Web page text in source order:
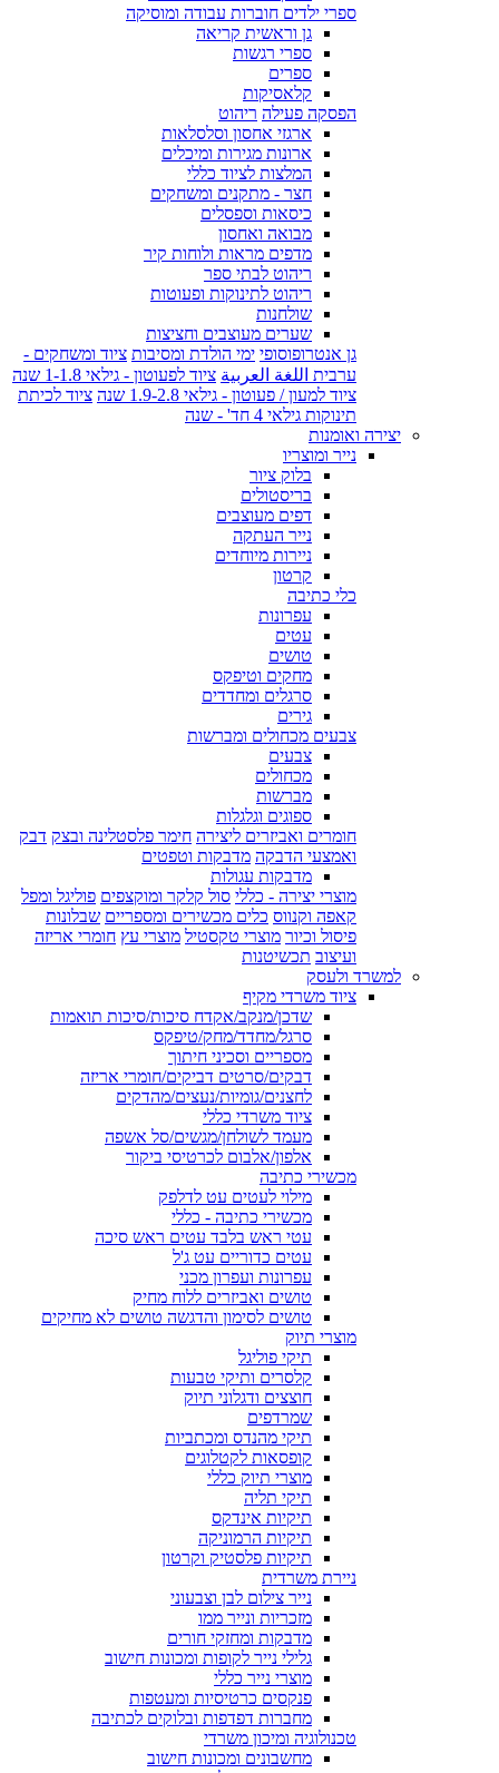
ספרי ילדים חוברות עבודה ומוסיקה
גן וראשית קריאה
ספרי רגשות
ספרים
קלאסיקות
הפסקה פעילה ריהוט
ארגזי אחסון וסלסלאות
ארונות מגירות ומיכלים
המלצות לציוד כללי
חצר - מתקנים ומשחקים
כיסאות וספסלים
מבואה ואחסון
מדפים מראות ולוחות קיר
ריהוט לבתי ספר
ריהוט לתינוקות ופעוטות
שולחנות
שערים מעוצבים וחציצות
גן אנטרופוסופי ימי הולדת ומסיבות ציוד ומשחקים -
ערבית اللغة العربية ציוד לפעוטון - גילאי 1-1.8 שנה
ציוד למעון / פעוטון - גילאי 1.9-2.8 שנה
ציוד לכיתת
תינוקות גילאי 4 חד' - שנה
יצירה ואומנות
נייר ומוצריו
בלוק ציור
בריסטולים
דפים מעוצבים
נייר העתקה
ניירות מיוחדים
קרטון
כלי כתיבה
עפרונות
עטים
טושים
מחקים וטיפקס
סרגלים ומחדדים
גירים
צבעים מכחולים ומברשות
צבעים
מכחולים
מברשות
ספוגים וגלגלות
חומרים ואביזרים ליצירה חימר פלסטלינה ובצק דבק
ואמצעי הדבקה מדבקות וטפטים
מדבקות עגולות
מוצרי יצירה - כללי סול קלקר ומוקצפים פוליגל ומפל
קאפה וקנווס כלים מכשירים ומספריים שבלונות
פיסול וכיור מוצרי טקסטיל מוצרי עץ חומרי אריזה
ועיצוב תכשיטנות
למשרד ולעסק
ציוד משרדי מקיף
שדכן/מנקב/אקדח סיכות/סיכות תואמות
סרגל/מחדד/מחק/טיפקס
מספריים וסכיני חיתוך
דבקים/סרטים דביקים/חומרי אריזה
לחצנים/גומיות/נעצים/מהדקים
ציוד משרדי כללי
מעמד לשולחן/מגשים/סל אשפה
אלפון/אלבום לכרטיסי ביקור
מכשירי כתיבה
מילוי לעטים עט לדלפק
מכשירי כתיבה - כללי
עטי ראש בלבד עטים ראש סיכה
עטים כדוריים עט ג'ל
עפרונות ועפרון מכני
טושים ואביזרים ללוח מחיק
טושים לסימון והדגשה טושים לא מחיקים
מוצרי תיוק
תיקי פוליגל
קלסרים ותיקי טבעות
חוצצים ודגלוני תיוק
שמרדפים
תיקי מהנדס ומכתביות
קופסאות לקטלוגים
מוצרי תיוק כללי
תיקי תליה
תיקיות אינדקס
תיקיות הרמוניקה
תיקיות פלסטיק וקרטון
ניירת משרדית
נייר צילום לבן וצבעוני
מזכריות ונייר ממו
מדבקות ומחזקי חורים
גלילי נייר לקופות ומכונות חישוב
מוצרי נייר כללי
פנקסים כרטיסיות ומעטפות
מחברות דפדפות ובלוקים לכתיבה
טכנולוגיה ומיכון משרדי
מחשבונים ומכונות חישוב